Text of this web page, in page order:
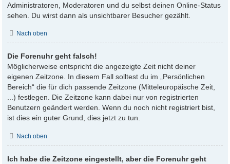
Administratoren, Moderatoren und du selbst deinen Online-Status
sehen. Du wirst dann als unsichtbarer Besucher gezählt.
Nach oben
Die Forenuhr geht falsch!
Möglicherweise entspricht die angezeigte Zeit nicht deiner
eigenen Zeitzone. In diesem Fall solltest du im „Persönlichen
Bereich“ die für dich passende Zeitzone (Mitteleuropäische Zeit,
...) festlegen. Die Zeitzone kann dabei nur von registrierten
Benutzern geändert werden. Wenn du noch nicht registriert bist,
ist dies ein guter Grund, dies jetzt zu tun.
Nach oben
Ich habe die Zeitzone eingestellt, aber die Forenuhr geht